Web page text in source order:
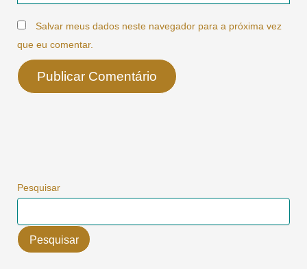
Salvar meus dados neste navegador para a próxima vez
que eu comentar.
Pesquisar
Pesquisar